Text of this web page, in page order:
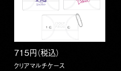
715円（税込）
クリアマルチケース